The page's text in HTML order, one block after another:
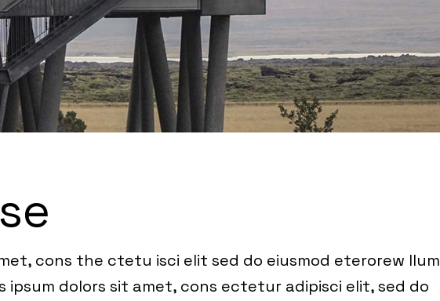
cons the ctetu isci elit sed do eiusmod eterorew llum
ipsum dolors sit amet, cons ectetur adipisci elit, sed do